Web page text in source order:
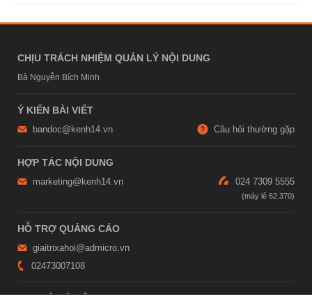
CHỊU TRÁCH NHIỆM QUẢN LÝ NỘI DUNG
Bà Nguyễn Bích Minh
Ý KIẾN BÀI VIẾT
bandoc@kenh14.vn Câu hỏi thường gặp
HỢP TÁC NỘI DUNG
marketing@kenh14.vn 024 7309 5555
HỖ TRỢ QUẢNG CÁO
giaitrixahoi@admicro.vn
02473007108
TRỤ SỞ HÀ NỘI